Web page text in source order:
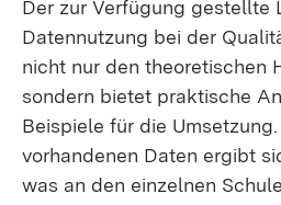
Der zur Verfügung gestellte
Datennutzung bei der
nicht nur den theoretischen
sondern bietet praktische
Beispiele für die
vorhandenen Daten ergibt
was an den einzelnen